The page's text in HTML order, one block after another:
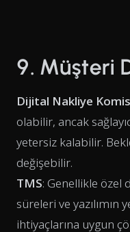
9. Müşteri
Dijital Nakliye
olabilir, ancak
yetersiz kalabilir.
değişebilir.
TMS: Genellikle özel
süreleri ve
ihtiyaçlarına uygun